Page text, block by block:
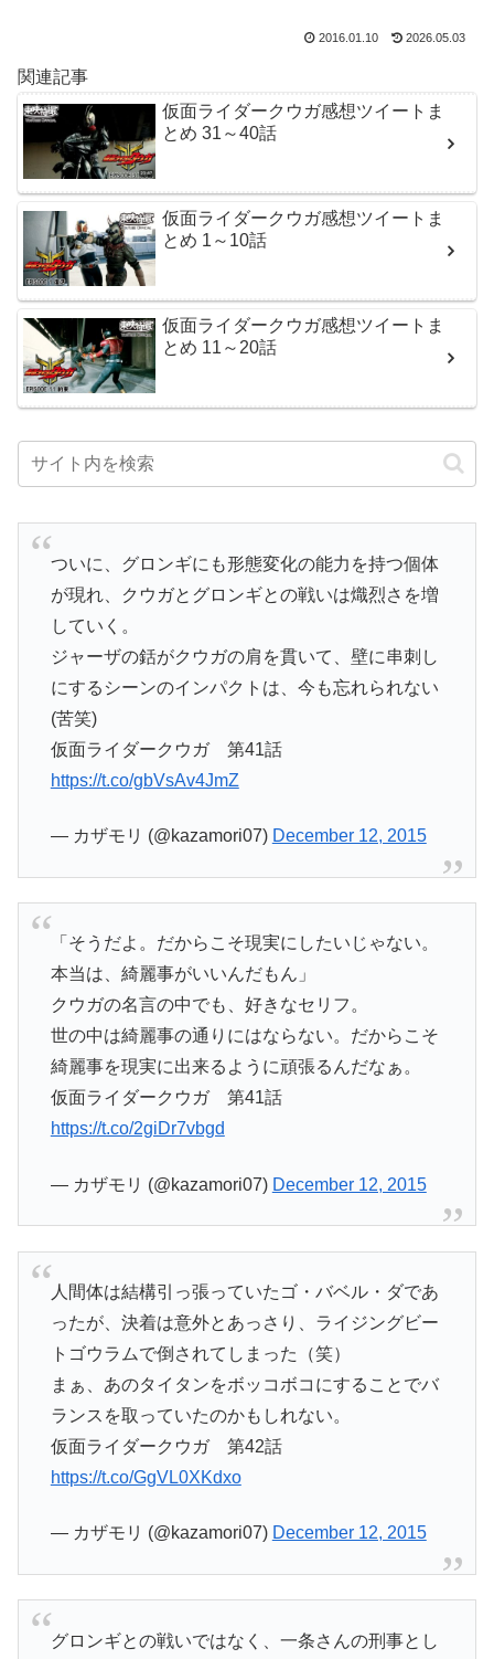
2016.01.10 2026.05.03
関連記事
仮面ライダークウガ感想ツイートま
とめ 31～40話
仮面ライダークウガ感想ツイートま
とめ 1～10話
仮面ライダークウガ感想ツイートま
とめ 11～20話
ついに、グロンギにも形態変化の能力を持つ個体
が現れ、クウガとグロンギとの戦いは熾烈さを増
していく。
ジャーザの銛がクウガの肩を貫いて、壁に串刺し
にするシーンのインパクトは、今も忘れられない
(苦笑)
仮面ライダークウガ 第41話
https://t.co/gbVsAv4JmZ
— カザモリ (@kazamori07) December 12, 2015
「そうだよ。だからこそ現実にしたいじゃない。
本当は、綺麗事がいいんだもん」
クウガの名言の中でも、好きなセリフ。
世の中は綺麗事の通りにはならない。だからこそ
綺麗事を現実に出来るように頑張るんだなぁ。
仮面ライダークウガ 第41話
https://t.co/2giDr7vbgd
— カザモリ (@kazamori07) December 12, 2015
人間体は結構引っ張っていたゴ・バベル・ダであ
ったが、決着は意外とあっさり、ライジングビー
トゴウラムで倒されてしまった（笑）
まぁ、あのタイタンをボッコボコにすることでバ
ランスを取っていたのかもしれない。
仮面ライダークウガ 第42話
https://t.co/GgVL0XKdxo
— カザモリ (@kazamori07) December 12, 2015
グロンギとの戦いではなく、一条さんの刑事とし